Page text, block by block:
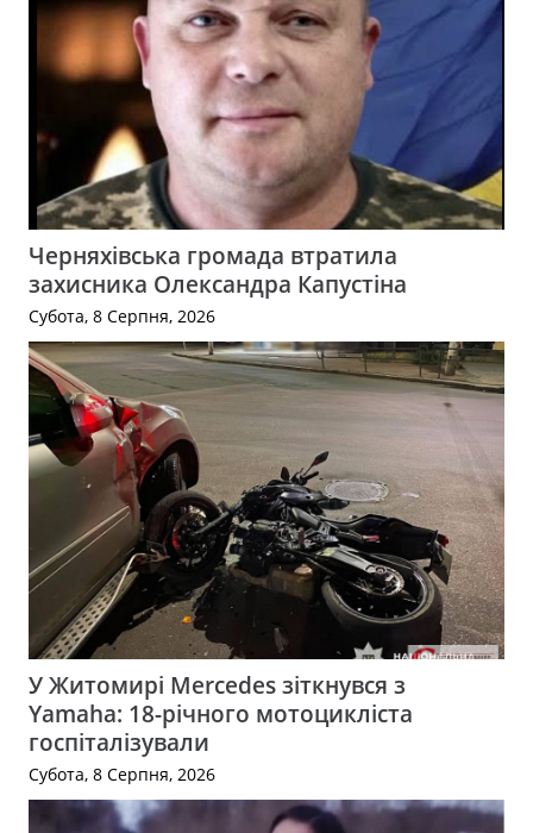
Черняхівська громада втратила
захисника Олександра Капустіна
Субота, 8 Серпня, 2026
У Житомирі Mercedes зіткнувся з
Yamaha: 18-річного мотоцикліста
госпіталізували
Субота, 8 Серпня, 2026